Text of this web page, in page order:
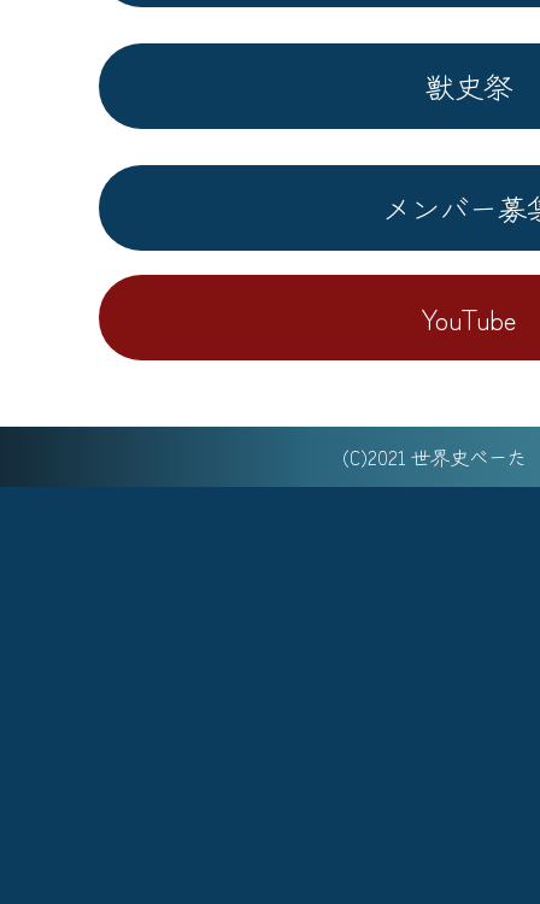
獣史祭
メンバー募
YouTube
(C)2021 世界史べーた